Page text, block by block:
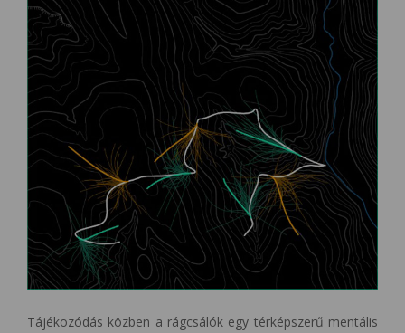
Tájékozódás közben a rágcsálók egy térképszerű mentális